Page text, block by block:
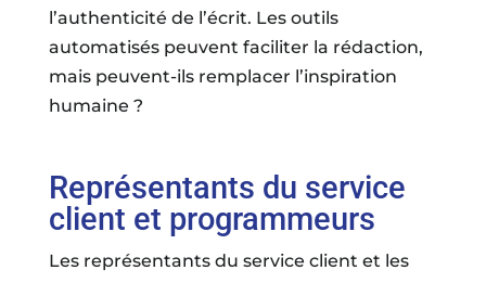
l’authenticité de l’écrit. Les outils
automatisés peuvent faciliter la rédaction,
mais peuvent-ils remplacer l’inspiration
humaine ?
Représentants du service
client et programmeurs
Les représentants du service client et les